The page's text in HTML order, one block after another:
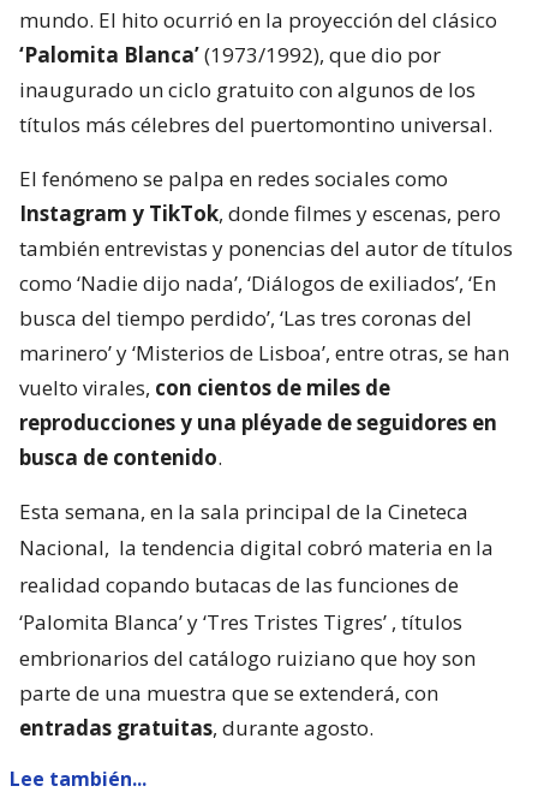
mundo. El hito ocurrió en la proyección del clásico
‘Palomita Blanca’(1973/1992), que dio por
inaugurado un ciclo gratuito con algunos de los
títulos más célebres del puertomontino universal.
El fenómeno se palpa en redes sociales como
Instagram y TikTok, donde filmes y escenas, pero
también entrevistas y ponencias del autor de títulos
como ‘Nadie dijo nada’, ‘Diálogos de exiliados’, ‘En
busca del tiempo perdido’, ‘Las tres coronas del
marinero’ y ‘Misterios de Lisboa’, entre otras, se han
vuelto virales, con cientos de miles de
reproducciones y una pléyade de seguidores en
busca de contenido.
Esta semana, en la sala principal de la Cineteca
Nacional, la tendencia digital cobró materia en la
realidad copando butacas de las funciones de
‘Palomita Blanca’ y ‘Tres Tristes Tigres’ , títulos
embrionarios del catálogo ruiziano que hoy son
parte de una muestra que se extenderá, con
entradas gratuitas, durante agosto.
Lee también...